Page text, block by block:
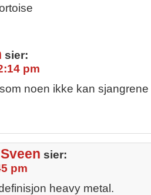
sier:
pm
noen ikke kan
sier:
pm
heavy metal.